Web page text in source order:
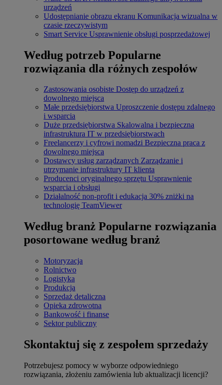
urządzeń
Udostępnianie obrazu ekranu Komunikacja wizualna w
czasie rzeczywistym
Smart Service Usprawnienie obsługi posprzedażowej
Według potrzeb Popularne
rozwiązania dla różnych zespołów
Zastosowania osobiste Dostęp do urządzeń z
dowolnego miejsca
Małe przedsiębiorstwa Uproszczenie dostępu zdalnego
i wsparcia
Duże przedsiębiorstwa Skalowalna i bezpieczna
infrastruktura IT w przedsiębiorstwach
Freelancerzy i cyfrowi nomadzi Bezpieczna praca z
dowolnego miejsca
Dostawcy usług zarządzanych Zarządzanie i
utrzymanie infrastruktury IT klienta
Producenci oryginalnego sprzętu Usprawnienie
wsparcia i obsługi
Działalność non-profit i edukacja 30% zniżki na
technologię TeamViewer
Według branż Popularne rozwiązania
posortowane według branż
Motoryzacja
Rolnictwo
Logistyka
Produkcja
Sprzedaż detaliczna
Opieka zdrowotna
Bankowość i finanse
Sektor publiczny
Skontaktuj się z zespołem sprzedaży
Potrzebujesz pomocy w wyborze odpowiedniego
rozwiązania, złożeniu zamówienia lub aktualizacji licencji?